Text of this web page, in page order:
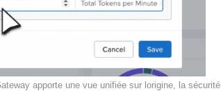
apporte une vue unifiée sur lorigine, la sécurité